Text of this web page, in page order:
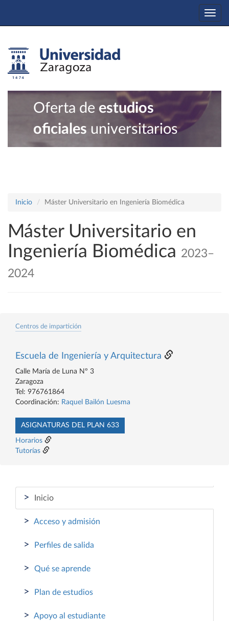
Oferta de estudios
oficiales universitarios
Inicio Máster Universitario en Ingeniería Biomédica
Máster Universitario en
Ingeniería Biomédica 2023–
2024
Centros de impartición
Escuela de Ingeniería y Arquitectura
Calle María de Luna Nº 3
Zaragoza
Tel: 976761864
Coordinación: Raquel Bailón Luesma
ASIGNATURAS DEL PLAN 633
Horarios
Tutorías
> Inicio
> Acceso y admisión
> Perfiles de salida
> Qué se aprende
> Plan de estudios
> Apoyo al estudiante